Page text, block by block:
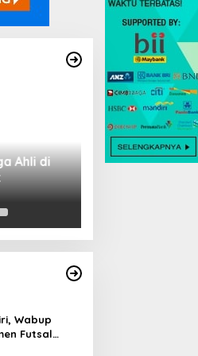
Arnol Kawal
Wabup
Futsal